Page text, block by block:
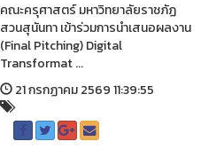
คณะครุศาสตร์ มหาวิทยาลัยราชภัฏ
สวนสุนันทา เข้าร่วมการนำเสนอผลงาน
(Final Pitching) Digital
Transformat ...
21 กรกฏาคม 2569 11:39:55